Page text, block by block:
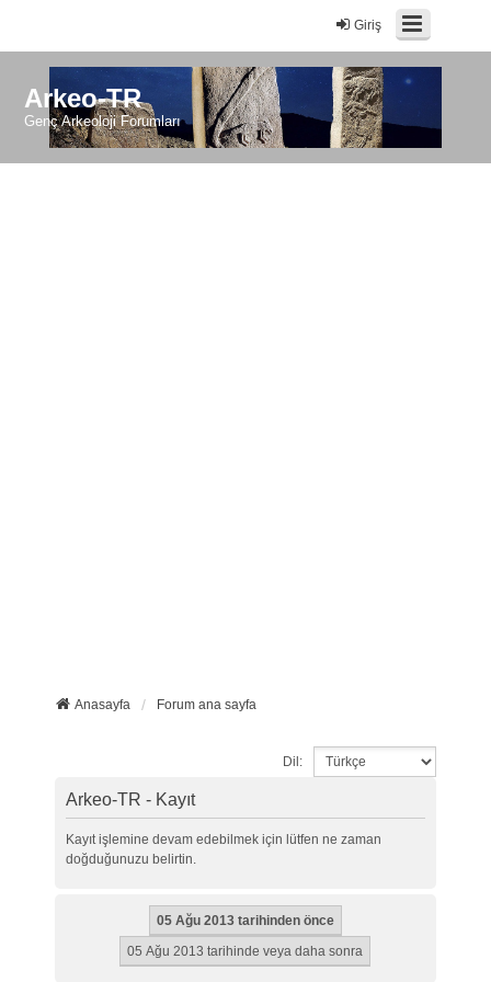
Giriş
Arkeo-TR
Genç Arkeoloji Forumları
Anasayfa Forum ana sayfa
Dil:
Arkeo-TR - Kayıt
Kayıt işlemine devam edebilmek için lütfen ne zaman
doğduğunuzu belirtin.